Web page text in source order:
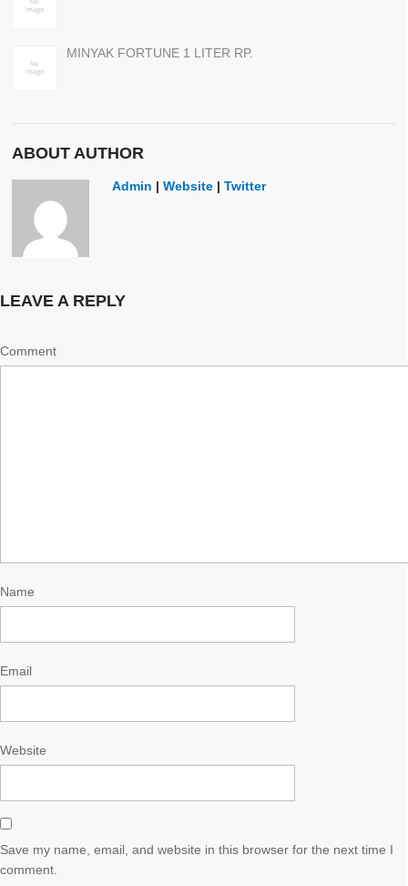
MINYAK FORTUNE 1 LITER RP.
ABOUT AUTHOR
Admin |Website |Twitter
LEAVE A REPLY
Comment
Name
Email
Website
Save my name, email, and website in this browser for the next time I
comment.